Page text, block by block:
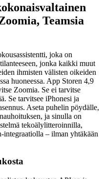
Teamsia
joka on
jonka kaikki muut
ihmisten välisten oikeiden
huoneessa. App Storen 4,9
Zoomia. Se ei tarvitse
Se tarvitsee iPhonesi ja
Aseta puhelin pöydälle,
ja sinulla on
tekoälylitteroinnilla,
– ilman yhtäkään